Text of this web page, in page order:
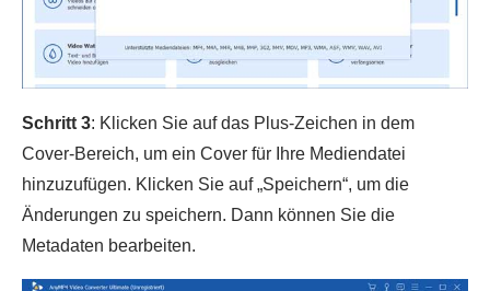
Schritt 3: Klicken Sie auf das Plus-Zeichen in dem
Cover-Bereich, um ein Cover für Ihre Mediendatei
hinzuzufügen. Klicken Sie auf „Speichern“, um die
Änderungen zu speichern. Dann können Sie die
Metadaten bearbeiten.